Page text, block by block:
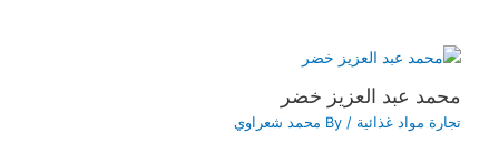
محمد عبد العزيز خضر
تجارة مواد غذائية / By محمد شعراوي